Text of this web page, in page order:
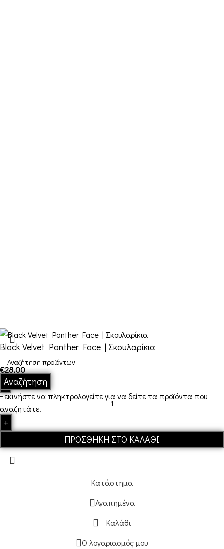
Αναζήτηση
Ξεκινήστε να πληκτρολογείτε για να δείτε τα προϊόντα που
αναζητάτε.
Black Velvet Panther Face | Σκουλαρίκια
€28,00
ΠΡΟΣΘΉΚΗ ΣΤΟ ΚΑΛΆΘΙ
Κατάστημα
Αγαπημένα
Καλάθι
Ο λογαριασμός μου